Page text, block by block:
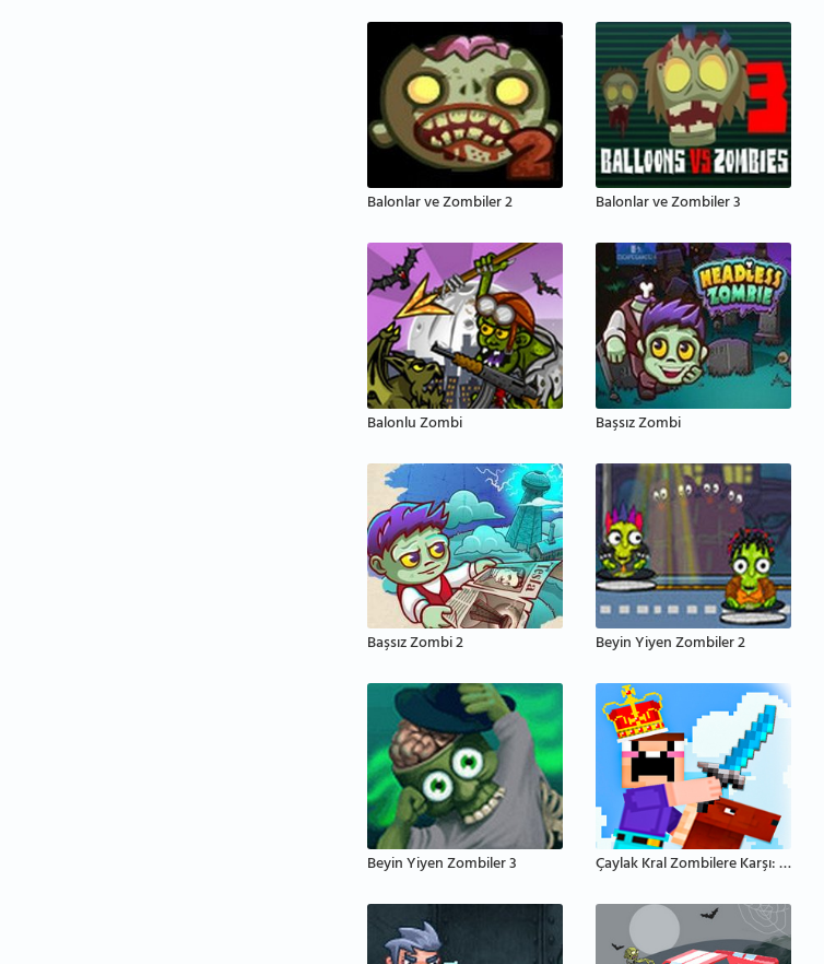
Balonlar ve Zombiler 2 Balonlar ve Zombiler 3
Balonlu Zombi Başsız Zombi
Başsız Zombi 2 Beyin Yiyen Zombiler 2
Beyin Yiyen Zombiler 3 Çaylak Kral Zombilere Karşı: Kale Savunması